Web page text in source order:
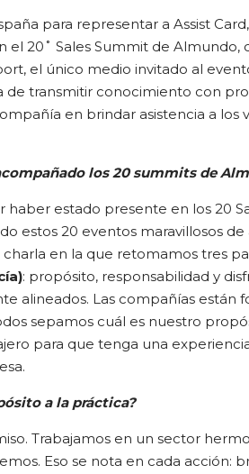
para representar a Assist
el 20˚ Sales Summit de Almundo,
el único medio invitado al
de transmitir conocimiento con
en brindar asistencia a los
los 20 summits de
haber estado presente en los 20
estos 20 eventos maravillosos de
en la que retomamos tres
: propósito, responsabilidad y
alineados. Las compañías están
sepamos cuál es nuestro
para que tenga una
a la práctica?
Trabajamos en un sector
Eso se nota en cada acción: